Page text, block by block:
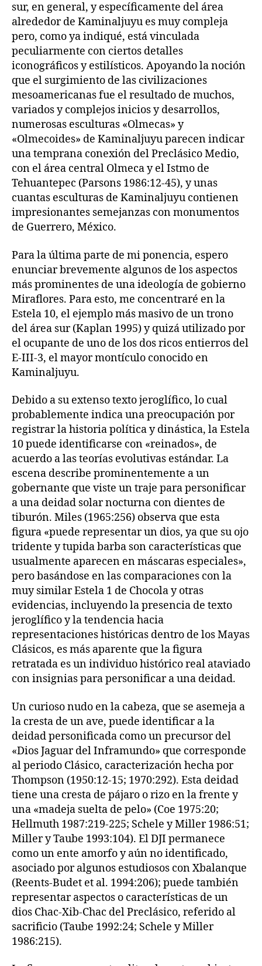
sur, en general, y específicamente del área
alrededor de Kaminaljuyu es muy compleja
pero, como ya indiqué, está vinculada
peculiarmente con ciertos detalles
iconográficos y estilísticos. Apoyando la noción
que el surgimiento de las civilizaciones
mesoamericanas fue el resultado de muchos,
variados y complejos inicios y desarrollos,
numerosas esculturas «Olmecas» y
«Olmecoides» de Kaminaljuyu parecen indicar
una temprana conexión del Preclásico Medio,
con el área central Olmeca y el Istmo de
Tehuantepec (Parsons 1986:12-45), y unas
cuantas esculturas de Kaminaljuyu contienen
impresionantes semejanzas con monumentos
de Guerrero, México.
Para la última parte de mi ponencia, espero
enunciar brevemente algunos de los aspectos
más prominentes de una ideología de gobierno
Miraflores. Para esto, me concentraré en la
Estela 10, el ejemplo más masivo de un trono
del área sur (Kaplan 1995) y quizá utilizado por
el ocupante de uno de los dos ricos entierros del
E-III-3, el mayor montículo conocido en
Kaminaljuyu.
Debido a su extenso texto jeroglífico, lo cual
probablemente indica una preocupación por
registrar la historia política y dinástica, la Estela
10 puede identificarse con «reinados», de
acuerdo a las teorías evolutivas estándar. La
escena describe prominentemente a un
gobernante que viste un traje para personificar
a una deidad solar nocturna con dientes de
tiburón. Miles (1965:256) observa que esta
figura «puede representar un dios, ya que su ojo
tridente y tupida barba son características que
usualmente aparecen en máscaras especiales»,
pero basándose en las comparaciones con la
muy similar Estela 1 de Chocola y otras
evidencias, incluyendo la presencia de texto
jeroglífico y la tendencia hacia
representaciones históricas dentro de los Mayas
Clásicos, es más aparente que la figura
retratada es un individuo histórico real ataviado
con insignias para personificar a una deidad.
Un curioso nudo en la cabeza, que se asemeja a
la cresta de un ave, puede identificar a la
deidad personificada como un precursor del
«Dios Jaguar del Inframundo» que corresponde
al periodo Clásico, caracterización hecha por
Thompson (1950:12-15; 1970:292). Esta deidad
tiene una cresta de pájaro o rizo en la frente y
una «madeja suelta de pelo» (Coe 1975:20;
Hellmuth 1987:219-225; Schele y Miller 1986:51;
Miller y Taube 1993:104). El DJI permanece
como un ente amorfo y aún no identificado,
asociado por algunos estudiosos con Xbalanque
(Reents-Budet et al. 1994:206); puede también
representar aspectos o características de un
dios Chac-Xib-Chac del Preclásico, referido al
sacrificio (Taube 1992:24; Schele y Miller
1986:215).